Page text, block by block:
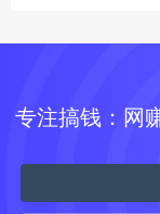
专注搞钱：网